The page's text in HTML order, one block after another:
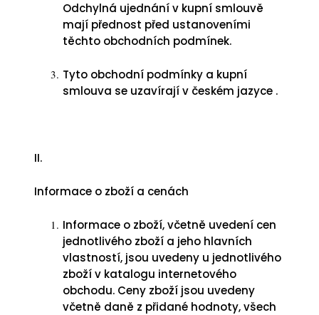
Odchylná ujednání v kupní smlouvě
mají přednost před ustanoveními
těchto obchodních podmínek.
Tyto obchodní podmínky a kupní
smlouva se uzavírají v českém jazyce .
II.
Informace o zboží a cenách
Informace o zboží, včetně uvedení cen
jednotlivého zboží a jeho hlavních
vlastností, jsou uvedeny u jednotlivého
zboží v katalogu internetového
obchodu. Ceny zboží jsou uvedeny
včetně daně z přidané hodnoty, všech